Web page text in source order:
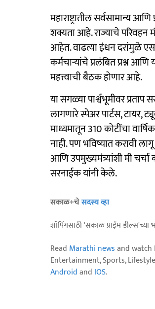
महाराष्ट्रातील सर्वसामान्य
शक्यता आहे. राज्याचे परिवहन
आहेत. वाढत्या इंधन दरांमुळे
कर्मचाऱ्यांचे प्रलंबित प्रश्न
महत्त्वाची बैठक होणार आहे.
या सगळ्या पार्श्वभूमीवर
लागणारे स्पेअर पार्टस,
माध्यमातून 310 कोटींचा
नाही. पण भविष्यात करावी
आणि उपमुख्यमंत्र्यांशी मी
सरनाईक यांनी केले.
सकाळ+चेसदस्य व्हा
शॉपिंगसाठी 'सकाळ प्राईम डील्स'च्या
Read Marathi newsand watch
Entertainment, Sports,
Androidand IOS.